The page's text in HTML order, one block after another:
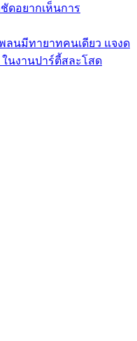
ดอยากเห็นการ
ลนมีทายาทคนเดียว แจงด
นงานปาร์ตี้สละโสด